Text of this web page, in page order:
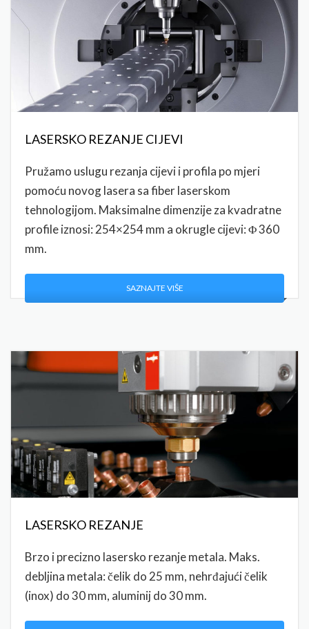
LASERSKO REZANJE CIJEVI
Pružamo uslugu rezanja cijevi i profila po mjeri
pomoću novog lasera sa fiber laserskom
tehnologijom. Maksimalne dimenzije za kvadratne
profile iznosi: 254×254 mm a okrugle cijevi: Φ 360
mm.
SAZNAJTE VIŠE
LASERSKO REZANJE
Brzo i precizno lasersko rezanje metala. Maks.
debljina metala: čelik do 25 mm, nehrđajući čelik
(inox) do 30 mm, aluminij do 30 mm.